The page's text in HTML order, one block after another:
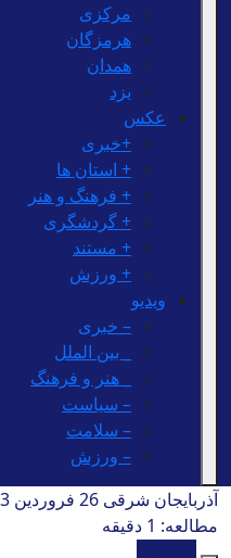
مرکزی
هرمزگان
همدان
یزد
عکس
+خبری
+ استان ها
+ فرهنگ و هنر
+ گردشگری
+ مستند
+ ورزش
ویدیو
– خبری
_ بین الملل
_ هنر و فرهنگ
– سیاست
– سلامت
– ورزش
آذربایجان شرقی 26 فروردین 1403 - 11:24 ق.ظ
مطالعه: 1 دقیقه